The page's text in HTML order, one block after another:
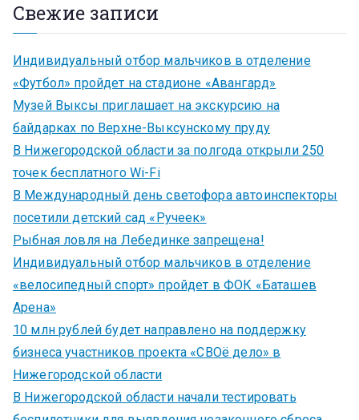
Свежие записи
Индивидуальный отбор мальчиков в отделение
«Футбол» пройдет на стадионе «Авангард»
Музей Выксы приглашает на экскурсию на
байдарках по Верхне-Выксунскому пруду
В Нижегородской области за полгода открыли 250
точек бесплатного Wi-Fi
В Международный день светофора автоинспекторы
посетили детский сад «Ручеек»
Рыбная ловля на Лебединке запрещена!
Индивидуальный отбор мальчиков в отделение
«велосипедный спорт» пройдет в ФОК «Баташев
Арена»
10 млн рублей будет направлено на поддержку
бизнеса участников проекта «СВОё дело» в
Нижегородской области
В Нижегородской области начали тестировать